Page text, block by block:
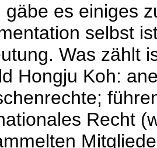
gäbe es einiges
selbst
Was zählt
Hongju Koh:
Recht